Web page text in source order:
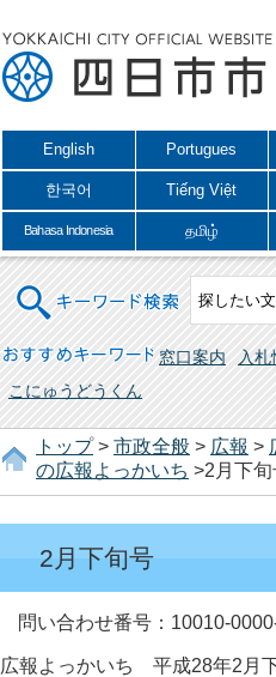
English Portugues
한국어 Tiếng Việt
Bahasa Indonesia தமிழ்
キーワード検索
おすすめキーワード 窓口案内 入札
こにゅうどうくん
トップ> 市政全般 > 広報 >
の広報よっかいち >2月下旬
2月下旬号
問い合わせ番号：10010-
広報よっかいち 平成28年2月